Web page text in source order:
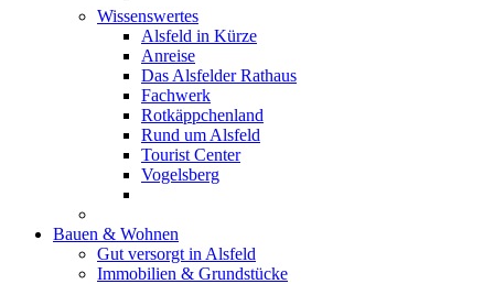
Wissenswertes
Alsfeld in Kürze
Anreise
Das Alsfelder Rathaus
Fachwerk
Rotkäppchenland
Rund um Alsfeld
Tourist Center
Vogelsberg
Bauen & Wohnen
Gut versorgt in Alsfeld
Immobilien & Grundstücke